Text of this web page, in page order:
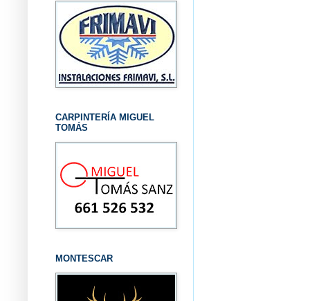
CARPINTERÍA MIGUEL
TOMÁS
MONTESCAR